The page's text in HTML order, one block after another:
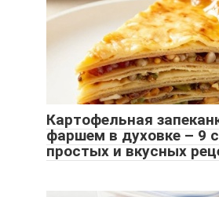
Картофельная
фаршем в духовке – 9
простых и вкусных